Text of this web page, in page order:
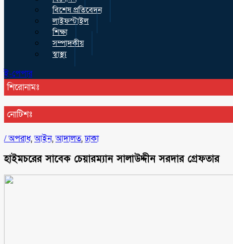
বিশেষ প্রতিবেদন
লাইফস্টাইল
শিক্ষা
সম্পাদকীয়
স্বাস্থ্য
ই-পেপার
শিরোনামঃ
নোটিশঃ
/অপরাধ,আইন,আদালত,ঢাকা
হাইমচরের সাবেক চেয়ারম্যান সালাউদ্দীন সরদার গ্রেফতার